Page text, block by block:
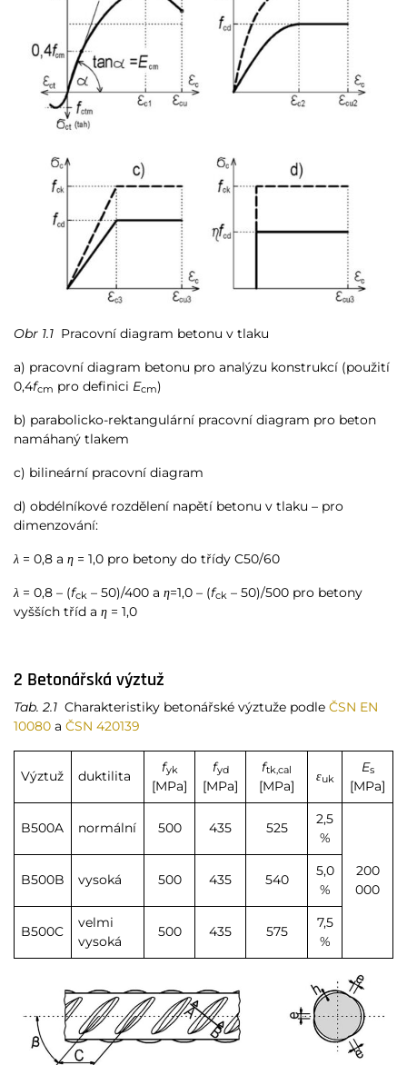
Obr 1.1 Pracovní diagram betonu v tlaku
a) pracovní diagram betonu pro analýzu konstrukcí (použití
0,4fcm pro definici Ecm)
b) parabolicko-rektangulární pracovní diagram pro beton
namáhaný tlakem
c) bilineární pracovní diagram
d) obdélníkové rozdělení napětí betonu v tlaku – pro
dimenzování:
λ = 0,8 a η = 1,0 pro betony do třídy C50/60
λ = 0,8 – (fck – 50)/400 a η=1,0 – (fck – 50)/500 pro betony
vyšších tříd a η = 1,0
2 Betonářská výztuž
Tab. 2.1 Charakteristiky betonářské výztuže podle ČSN EN
10080 a ČSN 420139
Výztuž duktilita
fyk
[MPa]
fyd
[MPa]
ftk,cal
[MPa]
εuk
Es
[MPa]
B500A normální 500 435 525
2,5
%
200
000
B500B vysoká 500 435 540
5,0
%
B500C
velmi
vysoká
500 435 575
7,5
%